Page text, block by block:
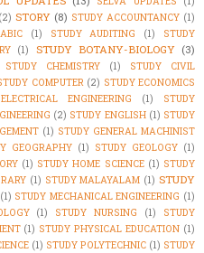
(2) STORY (8) STUDY ACCOUNTANCY (1)
(1) STUDY AUDITING (1)
STUDY
(1) STUDY BOTANY-BIOLOGY (3)
STUDY CHEMISTRY (1)
STUDY CIVIL
COMPUTER (2) STUDY ECONOMICS
ENGINEERING (1)
STUDY
(2) STUDY ENGLISH (1) STUDY
(1) STUDY GENERAL MACHINIST
GEOGRAPHY (1) STUDY GEOLOGY (1)
(1) STUDY HOME SCIENCE (1) STUDY
(1) STUDY MALAYALAM (1) STUDY
(1) STUDY MECHANICAL ENGINEERING (1)
(1) STUDY NURSING (1)
STUDY
(1) STUDY PHYSICAL EDUCATION (1)
(1) STUDY POLYTECHNIC (1) STUDY